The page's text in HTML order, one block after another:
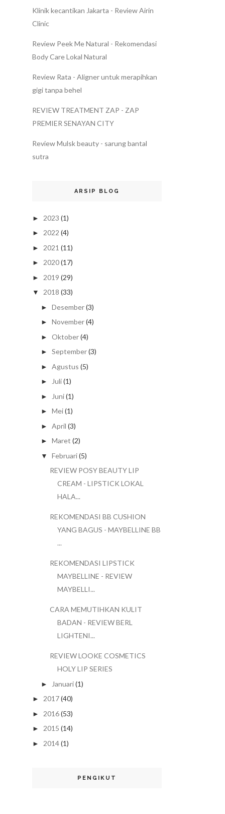
Klinik kecantikan Jakarta - Review Airin
Clinic
Review Peek Me Natural - Rekomendasi
Body Care Lokal Natural
Review Rata - Aligner untuk merapihkan
gigi tanpa behel
REVIEW TREATMENT ZAP - ZAP
PREMIER SENAYAN CITY
Review Mulsk beauty - sarung bantal
sutra
ARSIP BLOG
► 2023 (1)
► 2022 (4)
► 2021 (11)
► 2020(17)
► 2019 (29)
▼ 2018 (33)
► Desember(3)
► November(4)
► Oktober(4)
► September(3)
► Agustus (5)
► Juli(1)
► Juni(1)
► Mei(1)
► April (3)
► Maret (2)
▼ Februari(5)
REVIEW POSY BEAUTY LIP
CREAM - LIPSTICK LOKAL
HALA...
REKOMENDASI BB CUSHION
YANG BAGUS - MAYBELLINE BB
...
REKOMENDASI LIPSTICK
MAYBELLINE - REVIEW
MAYBELLI...
CARA MEMUTIHKAN KULIT
BADAN - REVIEW BERL
LIGHTENI...
REVIEW LOOKE COSMETICS
HOLY LIP SERIES
► Januari(1)
► 2017(40)
► 2016(53)
► 2015 (14)
► 2014(1)
PENGIKUT